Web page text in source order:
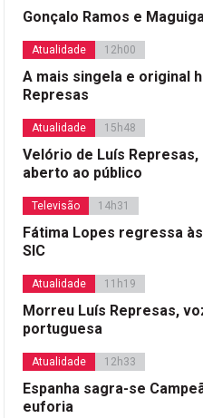
Gonçalo Ramos e
Atualidade 12h00
A mais singela e original
Represas
Atualidade 15h48
Velório de Luís
aberto ao público
Televisão 14h31
Fátima Lopes regressa
SIC
Atualidade 11h19
Morreu Luís Represas,
portuguesa
Atualidade 12h33
Espanha sagra-se
euforia